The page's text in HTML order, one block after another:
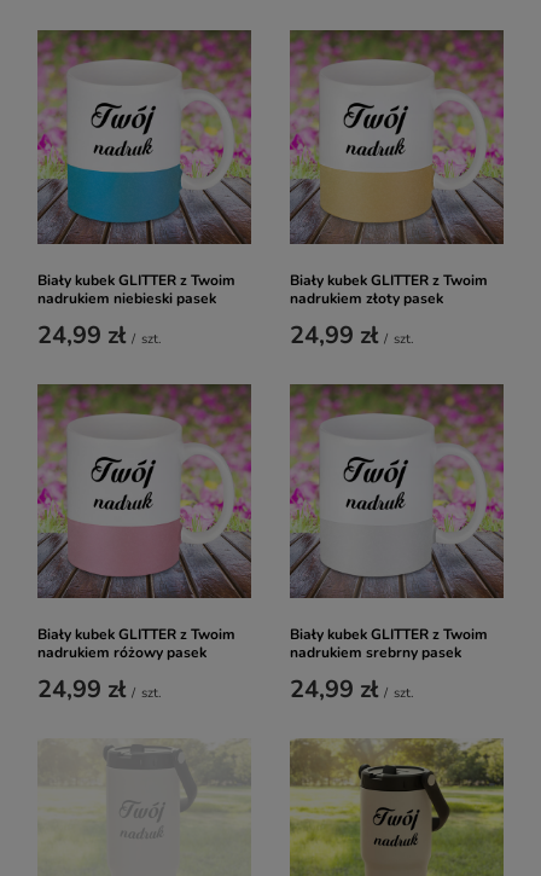
Biały kubek GLITTER z Twoim
nadrukiem niebieski pasek
24,99 zł / szt.
Biały kubek GLITTER z Twoim
nadrukiem złoty pasek
24,99 zł / szt.
Biały kubek GLITTER z Twoim
nadrukiem różowy pasek
24,99 zł / szt.
Biały kubek GLITTER z Twoim
nadrukiem srebrny pasek
24,99 zł / szt.